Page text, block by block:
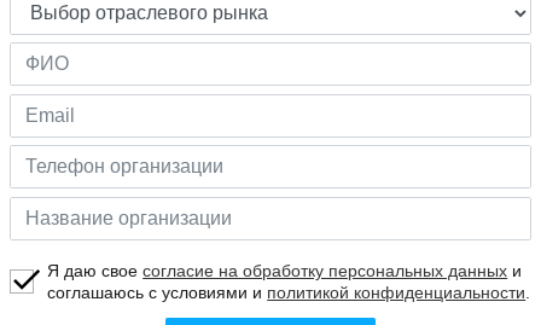
Я даю своесогласие на обработку персональных данных и
соглашаюсь с условиями и политикой конфиденциальности